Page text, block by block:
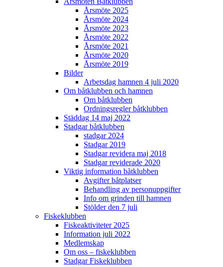
Årsmöte 2025
Årsmöte 2024
Årsmöte 2023
Årsmöte 2022
Årsmöte 2021
Årsmöte 2020
Årsmöte 2019
Bilder
Arbetsdag hamnen 4 juli 2020
Om båtklubben och hamnen
Om båtklubben
Ordningsregler båtklubben
Städdag 14 maj 2022
Stadgar båtklubben
stadgar 2024
Stadgar 2019
Stadgar revidera maj 2018
Stadgar reviderade 2020
Viktig information båtklubben
Avgifter båtplatser
Behandling av personuppgifter
Info om grinden till hamnen
Stölder den 7 juli
Fiskeklubben
Fiskeaktiviteter 2025
Information juli 2022
Medlemskap
Om oss – fiskeklubben
Stadgar Fiskeklubben